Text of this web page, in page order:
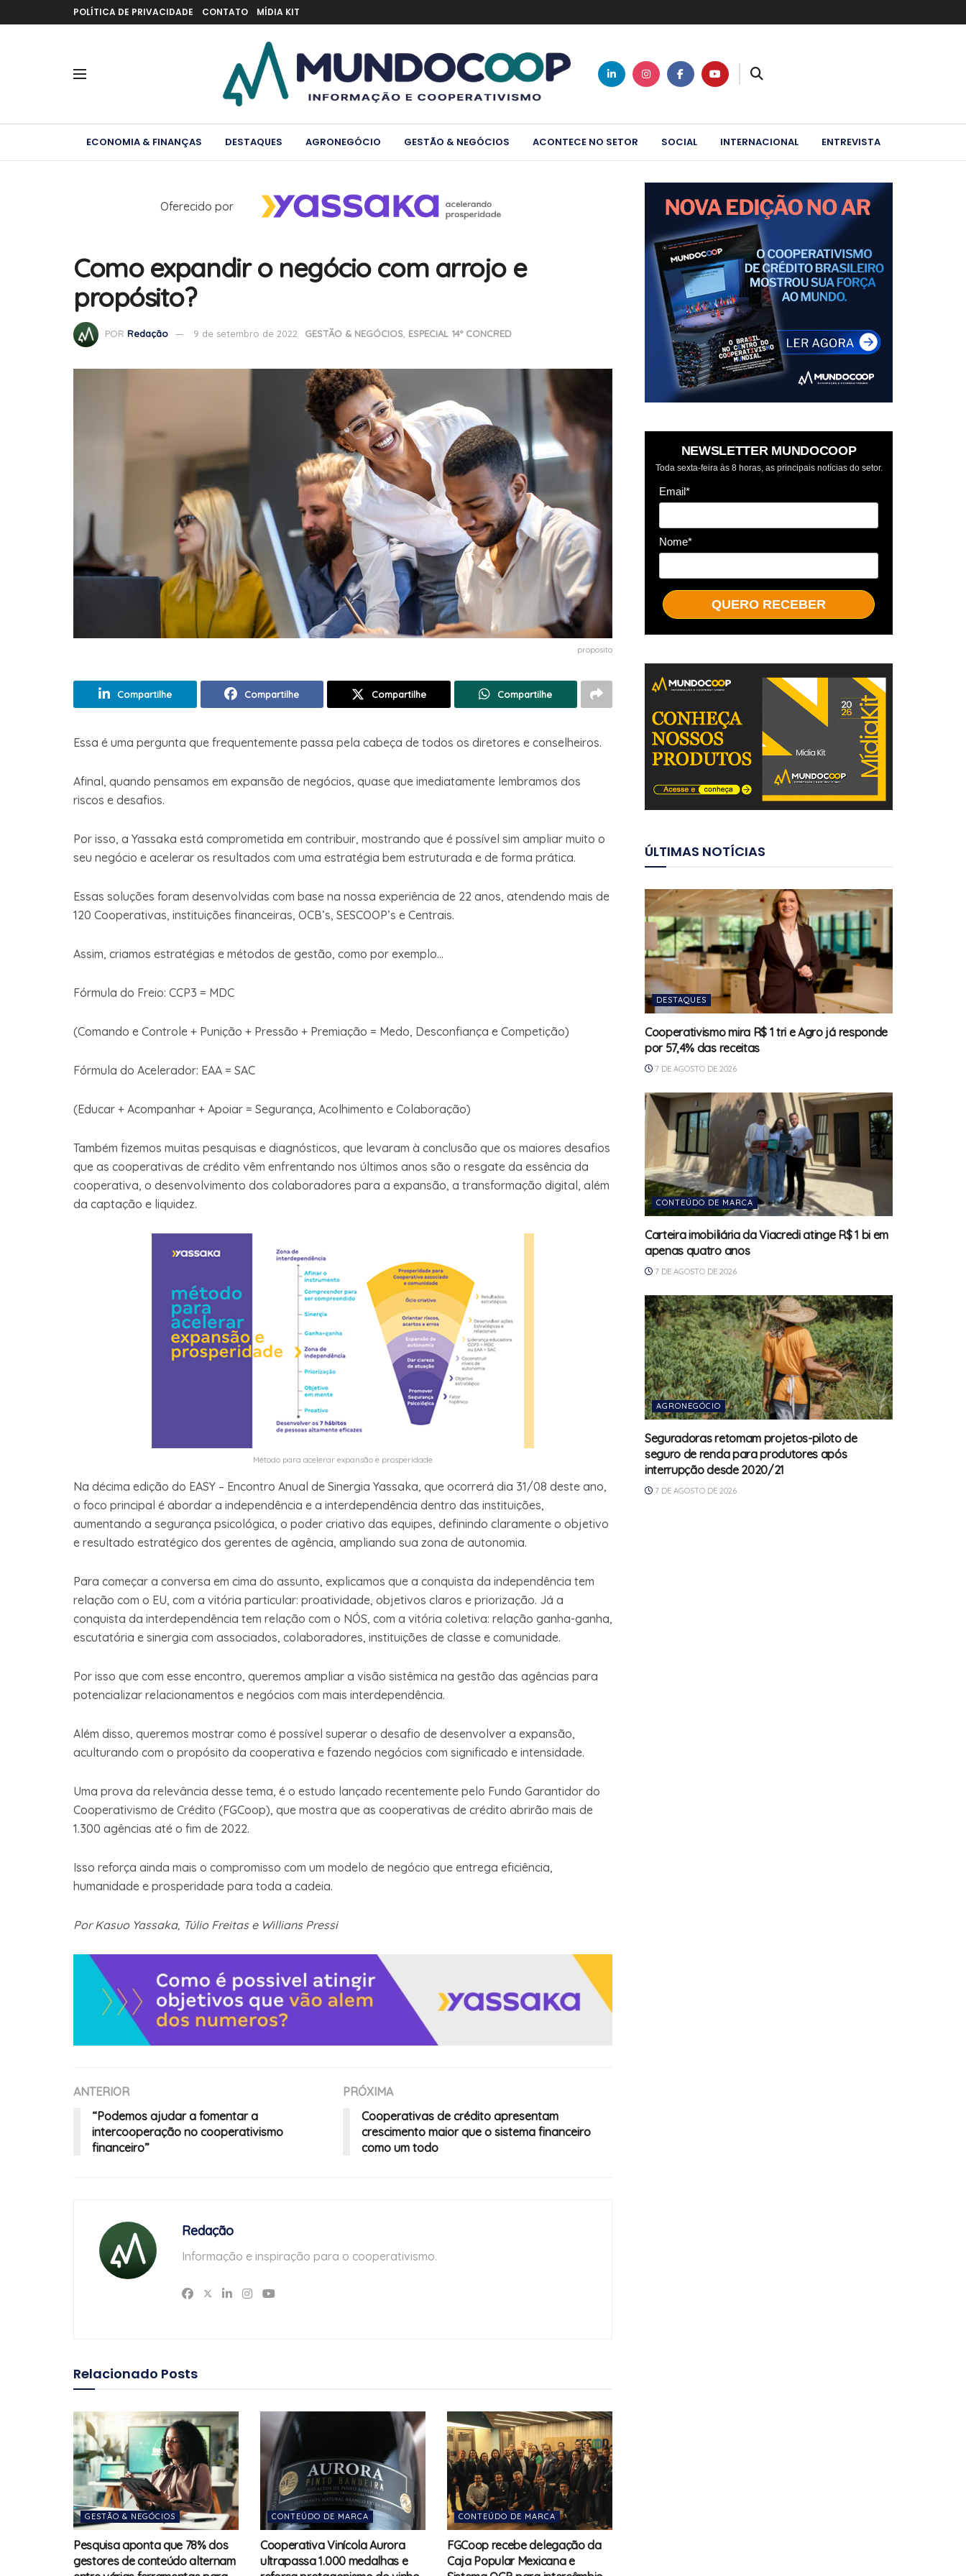
POLÍTICA DE PRIVACIDADE CONTATO MÍDIA KIT
ECONOMIA & FINANÇAS DESTAQUES AGRONEGÓCIO GESTÃO & NEGÓCIOS ACONTECE NO SETOR SOCIAL INTERNACIONAL ENTREVISTA
Oferecido por
Como expandir o negócio com arrojo e
propósito?
POR Redação 9 de setembro de 2022 GESTÃO & NEGÓCIOS ESPECIAL 14º CONCRED
proposito
Compartilhe Compartilhe Compartilhe Compartilhe
Essa é uma pergunta que frequentemente passa pela cabeça de todos os diretores e conselheiros.
Afinal, quando pensamos em expansão de negócios, quase que imediatamente lembramos dos
riscos e desafios.
Por isso, a Yassaka está comprometida em contribuir, mostrando que é possível sim ampliar muito o
seu negócio e acelerar os resultados com uma estratégia bem estruturada e de forma prática.
Essas soluções foram desenvolvidas com base na nossa experiência de 22 anos, atendendo mais de
120 Cooperativas, instituições financeiras, OCB’s, SESCOOP’s e Centrais.
Assim, criamos estratégias e métodos de gestão, como por exemplo…
Fórmula do Freio: CCP3 = MDC
(Comando e Controle + Punição + Pressão + Premiação = Medo, Desconfiança e Competição)
Fórmula do Acelerador: EAA = SAC
(Educar + Acompanhar + Apoiar = Segurança, Acolhimento e Colaboração)
Também fizemos muitas pesquisas e diagnósticos, que levaram à conclusão que os maiores desafios
que as cooperativas de crédito vêm enfrentando nos últimos anos são o resgate da essência da
cooperativa, o desenvolvimento dos colaboradores para a expansão, a transformação digital, além
da captação e liquidez.
Método para acelerar expansão e prosperidade
Na décima edição do EASY – Encontro Anual de Sinergia Yassaka, que ocorrerá dia 31/08 deste ano,
o foco principal é abordar a independência e a interdependência dentro das instituições,
aumentando a segurança psicológica, o poder criativo das equipes, definindo claramente o objetivo
e resultado estratégico dos gerentes de agência, ampliando sua zona de autonomia.
Para começar a conversa em cima do assunto, explicamos que a conquista da independência tem
relação com o EU, com a vitória particular: proatividade, objetivos claros e priorização. Já a
conquista da interdependência tem relação com o NÓS, com a vitória coletiva: relação ganha-ganha,
escutatória e sinergia com associados, colaboradores, instituições de classe e comunidade.
Por isso que com esse encontro, queremos ampliar a visão sistêmica na gestão das agências para
potencializar relacionamentos e negócios com mais interdependência.
Além disso, queremos mostrar como é possível superar o desafio de desenvolver a expansão,
aculturando com o propósito da cooperativa e fazendo negócios com significado e intensidade.
Uma prova da relevância desse tema, é o estudo lançado recentemente pelo Fundo Garantidor do
Cooperativismo de Crédito (FGCoop), que mostra que as cooperativas de crédito abrirão mais de
1.300 agências até o fim de 2022.
Isso reforça ainda mais o compromisso com um modelo de negócio que entrega eficiência,
humanidade e prosperidade para toda a cadeia.
Por Kasuo Yassaka, Túlio Freitas e Willians Pressi
ANTERIOR
“Podemos ajudar a fomentar a
intercooperação no cooperativismo
financeiro”
PRÓXIMA
Cooperativas de crédito apresentam
crescimento maior que o sistema financeiro
como um todo
Redação
Informação e inspiração para o cooperativismo.
Relacionado Posts
GESTÃO & NEGÓCIOS
Pesquisa aponta que 78% dos
gestores de conteúdo alternam
CONTEÚDO DE MARCA
Cooperativa Vinícola Aurora
ultrapassa 1.000 medalhas e
CONTEÚDO DE MARCA
FGCoop recebe delegação da
Caja Popular Mexicana e
NEWSLETTER MUNDOCOOP
Toda sexta-feira às 8 horas, as principais notícias do setor.
Email*
Nome*
QUERO RECEBER
ÚLTIMAS NOTÍCIAS
DESTAQUES
Cooperativismo mira R$ 1 tri e Agro já responde
por 57,4% das receitas
7 DE AGOSTO DE 2026
CONTEÚDO DE MARCA
Carteira imobiliária da Viacredi atinge R$ 1 bi em
apenas quatro anos
7 DE AGOSTO DE 2026
AGRONEGÓCIO
Seguradoras retomam projetos-piloto de
seguro de renda para produtores após
interrupção desde 2020/21
7 DE AGOSTO DE 2026